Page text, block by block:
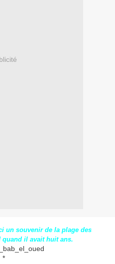
un souvenir de la plage des
quand il avait huit ans.
*